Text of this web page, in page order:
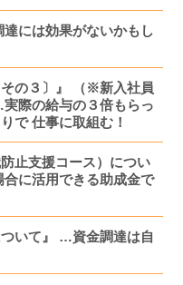
には効果がないかもし
その３〕』 （※新入社員
際の給与の３倍もらっ
で 仕事に取組む！
止支援コース）につい
に活用できる助成金で
ついて』 …資金調達は自